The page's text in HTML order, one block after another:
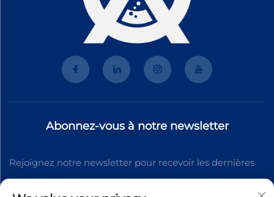
Abonnez-vous à notre newsletter
Rejoignez notre newsletter pour recevoir les dernières
nouvelles de l'industrie, des mises à jour et des